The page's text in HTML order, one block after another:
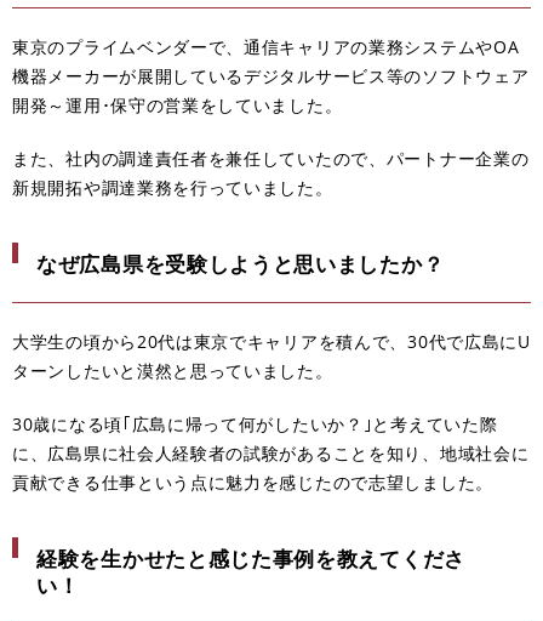
東京のプライムベンダーで、通信キャリアの業務システムやOA
機器メーカーが展開しているデジタルサービス等のソフトウェア
開発～運用･保守の営業をしていました。
また、社内の調達責任者を兼任していたので、パートナー企業の
新規開拓や調達業務を行っていました。
なぜ広島県を受験しようと思いましたか？
大学生の頃から20代は東京でキャリアを積んで、30代で広島にU
ターンしたいと漠然と思っていました。
30歳になる頃｢広島に帰って何がしたいか？｣と考えていた際
に、広島県に社会人経験者の試験があることを知り、地域社会に
貢献できる仕事という点に魅力を感じたので志望しました。
経験を生かせたと感じた事例を教えてくださ
い！